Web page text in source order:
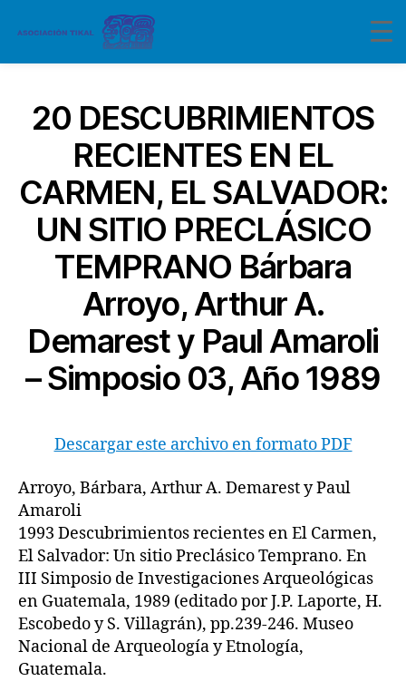
20 DESCUBRIMIENTOS
RECIENTES EN EL
CARMEN, EL SALVADOR:
UN SITIO PRECLÁSICO
TEMPRANO Bárbara
Arroyo, Arthur A.
Demarest y Paul Amaroli
– Simposio 03, Año 1989
Descargar este archivo en formato PDF
Arroyo, Bárbara, Arthur A. Demarest y Paul
Amaroli
1993 Descubrimientos recientes en El Carmen,
El Salvador: Un sitio Preclásico Temprano. En
III Simposio de Investigaciones Arqueológicas
en Guatemala, 1989 (editado por J.P. Laporte, H.
Escobedo y S. Villagrán), pp.239-246. Museo
Nacional de Arqueología y Etnología,
Guatemala.